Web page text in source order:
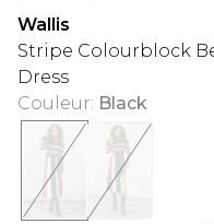
Wallis
Stripe Colourblock
Dress
Couleur: Black